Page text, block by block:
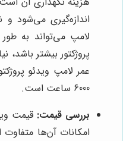
اندازه‌گیری می‌شود
لامپ می‌تواند به
پروژکتور بیشتر باشد،
عمر لامپ ویدئو
6000 ساعت است.
بررسی قیمت: قیمت
امکانات آن‌ها متفاوت